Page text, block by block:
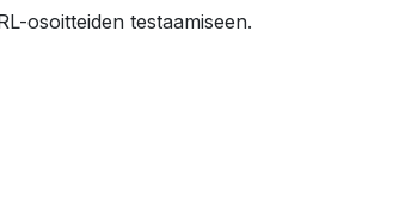
osoitteiden testaamiseen.